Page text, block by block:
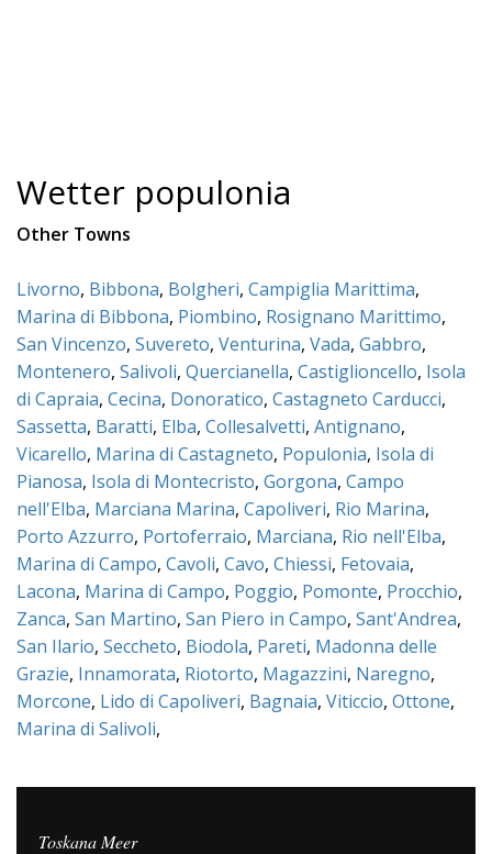
Wetter populonia
Other Towns
Livorno, Bibbona, Bolgheri, Campiglia Marittima,
Marina di Bibbona, Piombino, Rosignano Marittimo,
San Vincenzo, Suvereto, Venturina, Vada, Gabbro,
Montenero, Salivoli, Quercianella, Castiglioncello, Isola
di Capraia, Cecina, Donoratico, Castagneto Carducci,
Sassetta, Baratti, Elba, Collesalvetti, Antignano,
Vicarello, Marina di Castagneto, Populonia, Isola di
Pianosa, Isola di Montecristo, Gorgona, Campo
nell'Elba, Marciana Marina, Capoliveri, Rio Marina,
Porto Azzurro, Portoferraio, Marciana, Rio nell'Elba,
Marina di Campo, Cavoli, Cavo, Chiessi, Fetovaia,
Lacona, Marina di Campo, Poggio, Pomonte, Procchio,
Zanca, San Martino, San Piero in Campo, Sant'Andrea,
San Ilario, Seccheto, Biodola, Pareti, Madonna delle
Grazie, Innamorata, Riotorto, Magazzini, Naregno,
Morcone, Lido di Capoliveri, Bagnaia, Viticcio, Ottone,
Marina di Salivoli,
Toskana Meer